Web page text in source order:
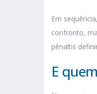
Em
confronto,
pênaltis
E